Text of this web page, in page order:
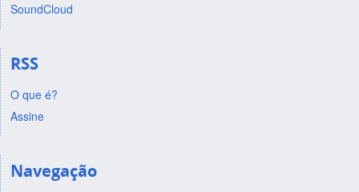
SoundCloud
RSS
O que é?
Assine
Navegação